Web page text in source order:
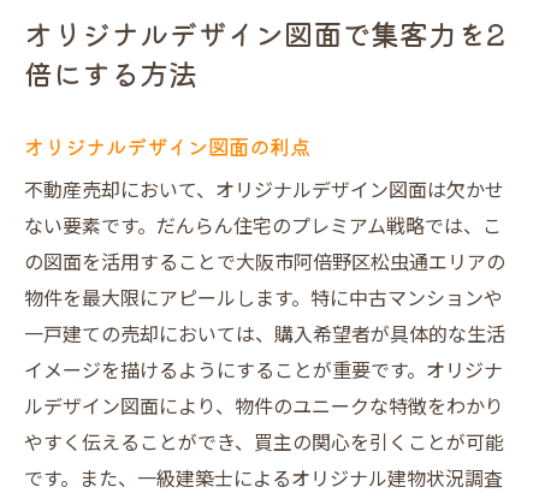
オリジナルデザイン図面で集客力を2
倍にする方法
オリジナルデザイン図面の利点
不動産売却において、オリジナルデザイン図面は欠かせ
ない要素です。だんらん住宅のプレミアム戦略では、こ
の図面を活用することで大阪市阿倍野区松虫通エリアの
物件を最大限にアピールします。特に中古マンションや
一戸建ての売却においては、購入希望者が具体的な生活
イメージを描けるようにすることが重要です。オリジナ
ルデザイン図面により、物件のユニークな特徴をわかり
やすく伝えることができ、買主の関心を引くことが可能
です。また、一級建築士によるオリジナル建物状況調査